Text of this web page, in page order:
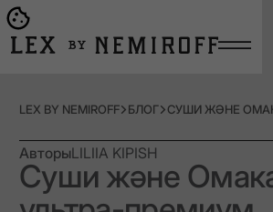
Go to main page
LEX BY NEMIROFF БЛОГ
АвторыLILIIA KIPISH
Суши және